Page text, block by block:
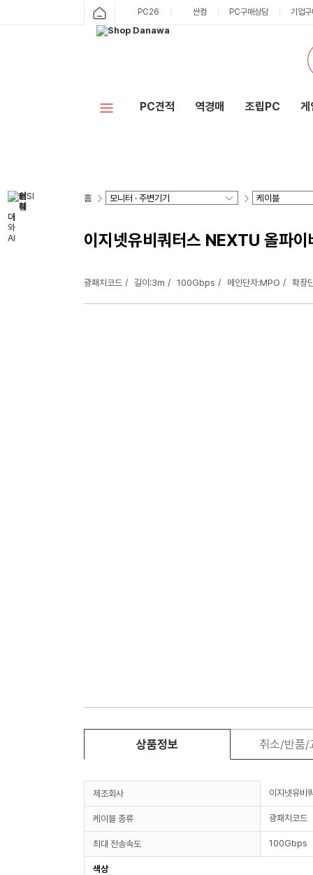
PC26 싼컴 PC구매상담 기업
PC견적 역경매 조립PC 게
홈
이지넷유비쿼터스 NEXTU 올파
광패치코드 길이:3m 100Gbps 메인단자:MPO 확장
상품정보 취소/반품/
제조회사 이지넷유비
케이블 종류 광패치코드
최대 전송속도 100Gbps
색상